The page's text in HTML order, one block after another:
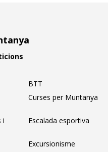
BTT
Curses per Muntanya
i
Escalada esportiva
Excursionisme